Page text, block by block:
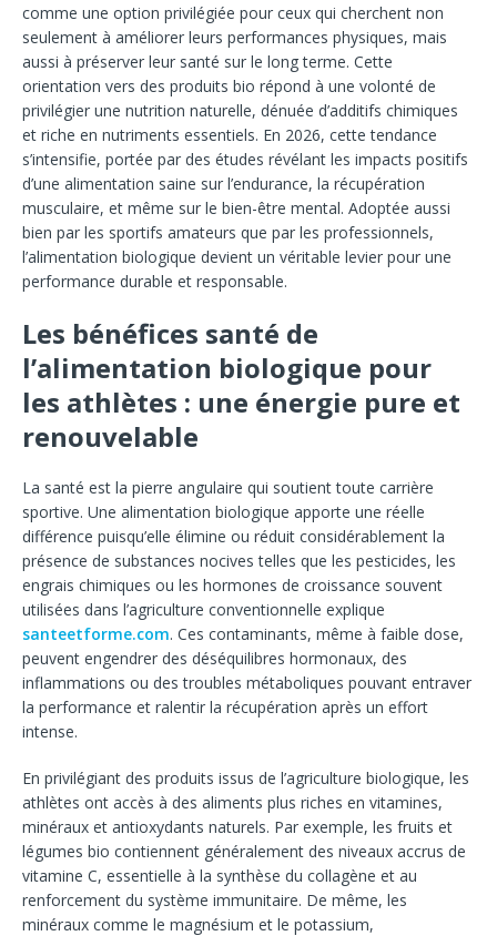
comme une option privilégiée pour ceux qui cherchent non
seulement à améliorer leurs performances physiques, mais
aussi à préserver leur santé sur le long terme. Cette
orientation vers des produits bio répond à une volonté de
privilégier une nutrition naturelle, dénuée d’additifs chimiques
et riche en nutriments essentiels. En 2026, cette tendance
s’intensifie, portée par des études révélant les impacts positifs
d’une alimentation saine sur l’endurance, la récupération
musculaire, et même sur le bien-être mental. Adoptée aussi
bien par les sportifs amateurs que par les professionnels,
l’alimentation biologique devient un véritable levier pour une
performance durable et responsable.
Les bénéfices santé de
l’alimentation biologique pour
les athlètes : une énergie pure et
renouvelable
La santé est la pierre angulaire qui soutient toute carrière
sportive. Une alimentation biologique apporte une réelle
différence puisqu’elle élimine ou réduit considérablement la
présence de substances nocives telles que les pesticides, les
engrais chimiques ou les hormones de croissance souvent
utilisées dans l’agriculture conventionnelle explique
santeetforme.com. Ces contaminants, même à faible dose,
peuvent engendrer des déséquilibres hormonaux, des
inflammations ou des troubles métaboliques pouvant entraver
la performance et ralentir la récupération après un effort
intense.
En privilégiant des produits issus de l’agriculture biologique, les
athlètes ont accès à des aliments plus riches en vitamines,
minéraux et antioxydants naturels. Par exemple, les fruits et
légumes bio contiennent généralement des niveaux accrus de
vitamine C, essentielle à la synthèse du collagène et au
renforcement du système immunitaire. De même, les
minéraux comme le magnésium et le potassium,